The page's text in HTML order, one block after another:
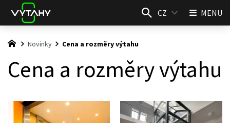
Novinky Cena a rozměry výtahu
Cena a rozměry výtahu
MENU
CZ